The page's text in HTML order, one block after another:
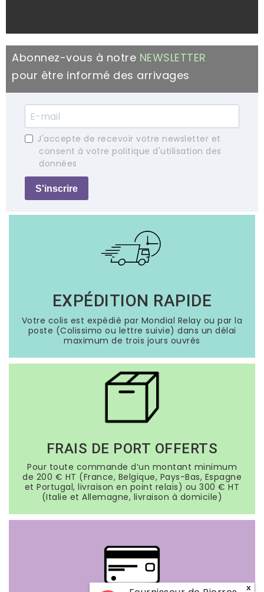
Abonnez-vous à notre NEWSLETTER
pour être informé des arrivages
J'accepte de recevoir votre newsletter et
consent à votre politique d'utilisation des
données
S'inscrire
EXPÉDITION RAPIDE
Votre colis est expédié par Mondial Relay ou par la
poste (Colissimo ou lettre suivie) dans un délai
maximum de trois jours ouvrés
FRAIS DE PORT OFFERTS
Pour toute commande d’un montant minimum
de 200 € HT (France, Belgique, Pays-Bas, Espagne
et Portugal, livraison en point relais) ou 300 € HT
(Italie et Allemagne, livraison à domicile)
x